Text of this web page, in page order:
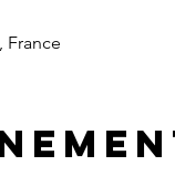
France